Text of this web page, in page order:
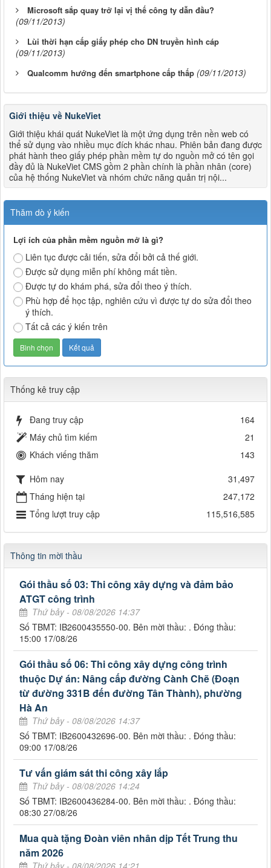
Microsoft sắp quay trở lại vị thế công ty dẫn đầu?
(09/11/2013)
Lùi thời hạn cấp giấy phép cho DN truyền hình cáp
(09/11/2013)
Qualcomm hướng đến smartphone cấp thấp (09/11/2013)
Giới thiệu về NukeViet
Giới thiệu khái quát NukeViet là một ứng dụng trên nền web có
thể sử dụng vào nhiều mục đích khác nhau. Phiên bản đang được
phát hành theo giấy phép phần mềm tự do nguồn mở có tên gọi
đầy đủ là NukeViet CMS gồm 2 phần chính là phần nhân (core)
của hệ thống NukeViet và nhóm chức năng quản trị nội...
Thăm dò ý kiến
Lợi ích của phần mềm nguồn mở là gì?
Liên tục được cải tiến, sửa đổi bởi cả thế giới.
Được sử dụng miễn phí không mất tiền.
Được tự do khám phá, sửa đổi theo ý thích.
Phù hợp để học tập, nghiên cứu vì được tự do sửa đổi theo
ý thích.
Tất cả các ý kiến trên
Thống kê truy cập
Đang truy cập
164
Máy chủ tìm kiếm
21
Khách viếng thăm
143
Hôm nay
31,497
Tháng hiện tại
247,172
Tổng lượt truy cập
115,516,585
Thông tin mời thầu
Gói thầu số 03: Thi công xây dựng và đảm bảo
ATGT công trình
Thứ bảy - 08/08/2026 14:37
Số TBMT: IB2600435550-00. Bên mời thầu: . Đóng thầu:
15:00 17/08/26
Gói thầu số 06: Thi công xây dựng công trình
thuộc Dự án: Nâng cấp đường Cành Chẽ (Đoạn
từ đường 331B đến đường Tân Thành), phường
Hà An
Thứ bảy - 08/08/2026 14:37
Số TBMT: IB2600432696-00. Bên mời thầu: . Đóng thầu:
09:00 17/08/26
Tư vấn giám sát thi công xây lắp
Thứ bảy - 08/08/2026 14:24
Số TBMT: IB2600436284-00. Bên mời thầu: . Đóng thầu:
08:30 27/08/26
Mua quà tặng Đoàn viên nhân dịp Tết Trung thu
năm 2026